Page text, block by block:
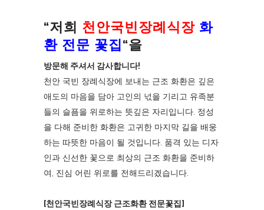
“저희 천안국빈장례식장 화
환 전문 꽃집“을
방문해 주셔서 감사합니다!
천안 국빈 장례식장에 보내는 근조 화환은 깊은
애도의 마음을 담아 고인의 넋을 기리고 유족분
들의 슬픔을 위로하는 뜻깊은 자리입니다. 정성
을 다해 준비한 화환은 고귀한 마지막 길을 배웅
하는 따뜻한 마음이 될 것입니다. 품격 있는 디자
인과 신선한 꽃으로 최상의 근조 화환을 준비하
여, 진심 어린 위로를 전해드리겠습니다.
[천안국빈장례식장 근조화환 전문꽃집]